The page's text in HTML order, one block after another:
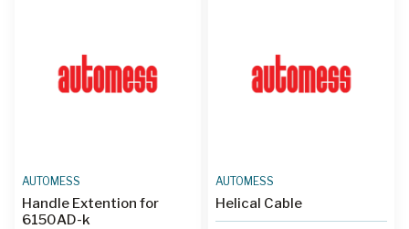
AUTOMESS
Handle Extention for
6150AD-k
AUTOMESS
Helical Cable